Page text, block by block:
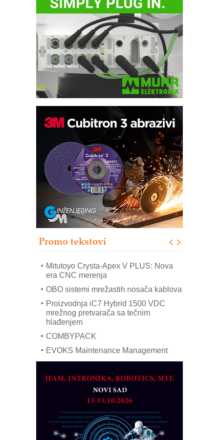
Promo tekstovi
Automatizacija pakovanja · Display
(Shelf-Ready) omotnice
Potpuna efikasnost bez složenih
sistema
Trajna oznaka kao dugoročna korist
Bezbednost na prvom mestu!
IB BLUMENAUER - više od 40 godina
poverenja u industriji
Art Utopia Studio – vizuelne priče
Mitutoyo Crysta-Apex V PLUS: Nova
era CNC merenja
OBO sistemi mrežastih nosača kablova
Proizvodnja iC7 Hybrid 1500 VDC
mrežnog pretvarača sa tečnim
hlađenjem
COMBYPACK
EVOKS Maintenance Management
na viši nivo
Detekcija različitih oblika
MAREX - Lim i mašine za savremena
rešenja
Marcom-plast d.o.o.- vaš pouzdan
partner